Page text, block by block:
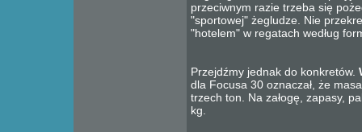
przeciwnym razie trzeba się
"sportowej" żegludze. Nie
"hotelem" w regatach według
Przejdźmy jednak do konkretów.
dla Focusa 30 oznaczał, że
trzech ton. Na załogę, zapasy,
kg.